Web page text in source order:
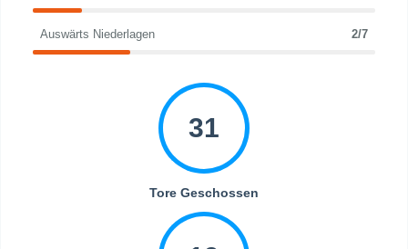
Auswärts Niederlagen 2/7
31
Tore Geschossen